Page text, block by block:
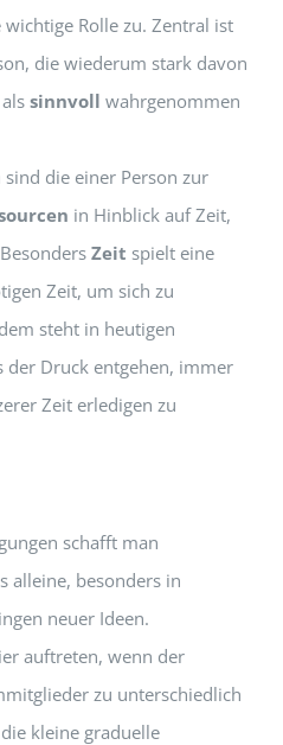
Rolle zu. Zentral ist
die wiederum stark davon
sinnvoll wahrgenommen
die einer Person zur
in Hinblick auf Zeit,
Zeit spielt eine
Zeit, um sich zu
steht in heutigen
der Druck entgehen, immer
Zeit erledigen zu
schafft man
alleine, besonders in
neuer Ideen.
auftreten, wenn der
zu unterschiedlich
kleine graduelle